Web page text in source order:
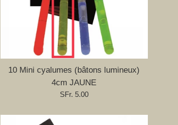
10 Mini cyalumes (bâtons lumineux)
4cm JAUNE
Prix
SFr. 5.00